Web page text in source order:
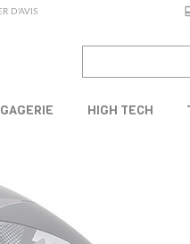
D'AVIS
HIGH TECH